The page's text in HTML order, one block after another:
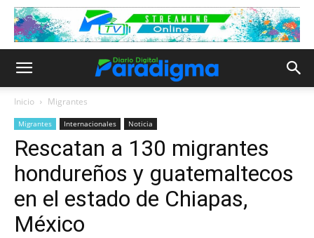
Inicio Migrantes
Migrantes Internacionales Noticia
Rescatan a 130 migrantes
hondureños y guatemaltecos
en el estado de Chiapas,
México